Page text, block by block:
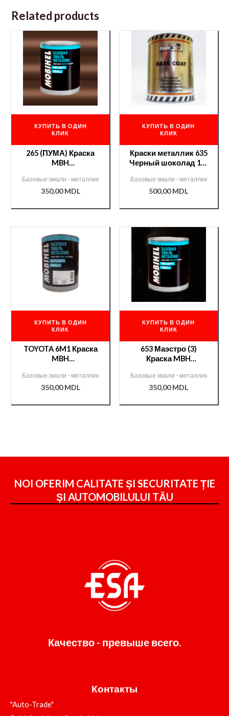
Related products
КУПИТЬ В ОДИН
КЛИК
265 (ПУМА) Краска
MBH
Базовые эмали - металлик
350,00MDL
КУПИТЬ В ОДИН
КЛИК
Краски металлик 635
Черный шоколад 1л.
Базовые эмали - металлик
500,00MDL
КУПИТЬ В ОДИН
КЛИК
TOYOTA 6M1 Краска
MBH
Базовые эмали - металлик
350,00MDL
КУПИТЬ В ОДИН
КЛИК
653 Маэстро (3)
Краска MBH
Базовые эмали - металлик
350,00MDL
NOI OFERIM CALITATE ȘI SECURITATE ȚIE
ȘI AUTOMOBILULUI TĂU
Качество - превыше всего.
Контакты
"Auto-Trade"